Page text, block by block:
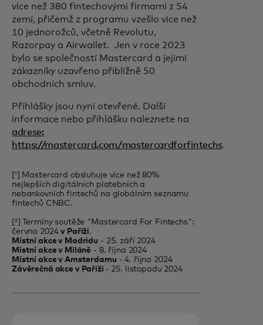
více než 380 fintechovými firmami z 54
zemí, přičemž z programu vzešlo více než
10 jednorožců, včetně Revolutu,
Razorpay a Airwallet. Jen v roce 2023
bylo se společností Mastercard a jejími
zákazníky uzavřeno přibližně 50
obchodních smluv.
Přihlášky jsou nyní otevřené. Další
informace nebo přihlášku naleznete na
adrese:
https://mastercard.com/mastercardforfintechs.
[¹] Mastercard obsluhuje více než 80%
nejlepších digitálních platebních a
nebankovních fintechů na globálním seznamu
fintechů CNBC.
[²] Termíny soutěže "Mastercard For Fintechs":
června 2024v Paříži.
Místní akce v Madridu - 25. září 2024
Místní akce v Miláně - 8. října 2024
Místní akce v Amsterdamu- 4. října 2024
Závěrečná akce v Paříži - 25. listopadu 2024